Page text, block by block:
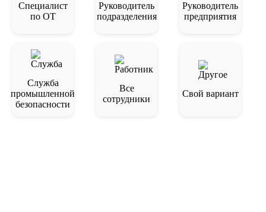
Специалист
по ОТ
Руководитель
подразделения
Руководитель
предприятия
Служба
промышленной
безопасности
Все
сотрудники
Свой вариант